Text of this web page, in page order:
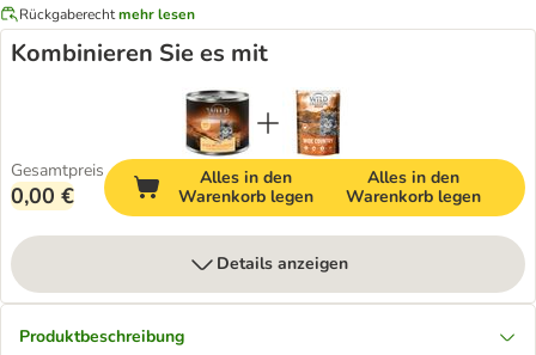
Rückgaberechtmehr lesen
Kombinieren Sie es mit
Gesamtpreis
0,00 €
Alles in den
Warenkorb legen
Alles in den
Warenkorb legen
Details anzeigen
Produktbeschreibung